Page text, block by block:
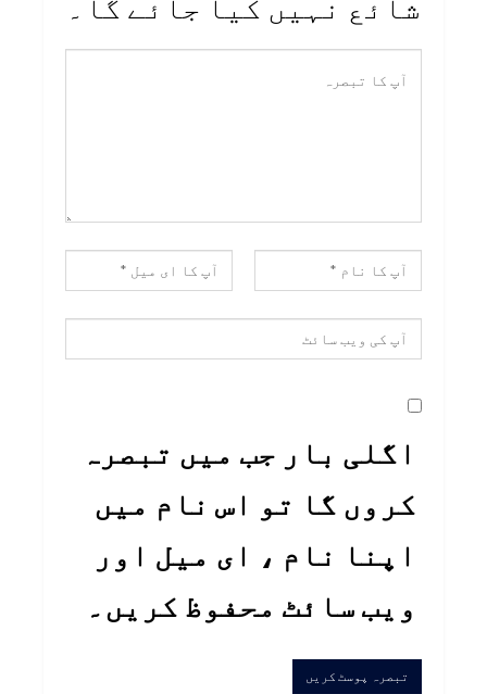
اگلی بار جب میں تبصرہ
کروں گا تو اس نام میں
اپنا نام ، ای میل اور
ویب سائٹ محفوظ کریں۔